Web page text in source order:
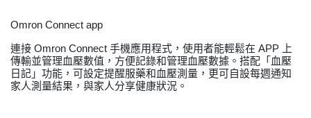
Omron Connect app
連接 Omron Connect 手機應用程式，使用者能輕鬆在 APP 上
傳輸並管理血壓數值，方便記錄和管理血壓數據。搭配「血壓
日記」功能，可設定提醒服藥和血壓測量，更可自設每週通知
家人測量結果，與家人分享健康狀況。